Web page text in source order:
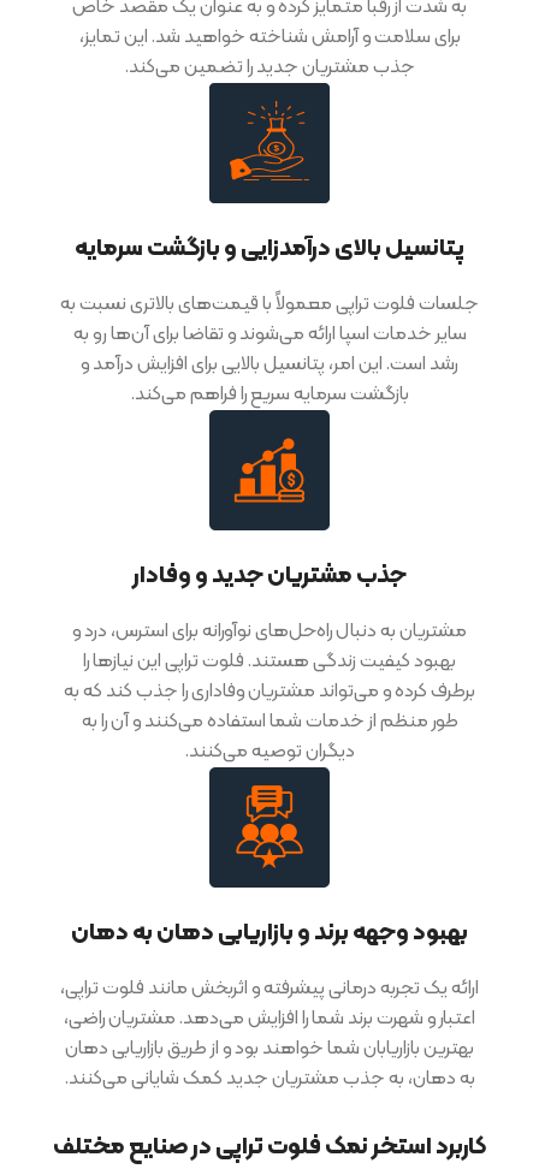
به شدت از رقبا متمایز کرده و به عنوان یک مقصد خاص
برای سلامت و آرامش شناخته خواهید شد. این تمایز،
جذب مشتریان جدید را تضمین می‌کند.
پتانسیل بالای درآمدزایی و بازگشت سرمایه
جلسات فلوت تراپی معمولاً با قیمت‌های بالاتری نسبت به
سایر خدمات اسپا ارائه می‌شوند و تقاضا برای آن‌ها رو به
رشد است. این امر، پتانسیل بالایی برای افزایش درآمد و
بازگشت سرمایه سریع را فراهم می‌کند.
جذب مشتریان جدید و وفادار
مشتریان به دنبال راه‌حل‌های نوآورانه برای استرس، درد و
بهبود کیفیت زندگی هستند. فلوت تراپی این نیازها را
برطرف کرده و می‌تواند مشتریان وفاداری را جذب کند که به
طور منظم از خدمات شما استفاده می‌کنند و آن را به
دیگران توصیه می‌کنند.
بهبود وجهه برند و بازاریابی دهان به دهان
ارائه یک تجربه درمانی پیشرفته و اثربخش مانند فلوت تراپی،
اعتبار و شهرت برند شما را افزایش می‌دهد. مشتریان راضی،
بهترین بازاریابان شما خواهند بود و از طریق بازاریابی دهان
به دهان، به جذب مشتریان جدید کمک شایانی می‌کنند.
کاربرد استخر نمک فلوت تراپی در صنایع مختلف